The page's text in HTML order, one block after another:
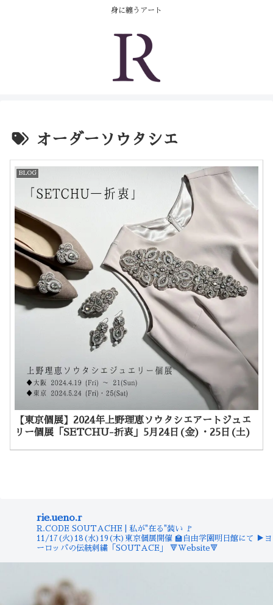
身に纏うアート
オーダーソウタシエ
BLOG
【東京個展】2024年上野理恵ソウタシエアートジュエ
リー個展「SETCHU-折衷」5月24日(金)・25日(土)
rie.ueno.r
R.CODE SOUTACHE | 私が"在る"装い 🚩
11/17(火)18(水)19(木)東京個展開催 🏫自由学園明日館にて
▶︎ヨ
ーロッパの伝統刺繍「SOUTACE」
🔻Website🔻